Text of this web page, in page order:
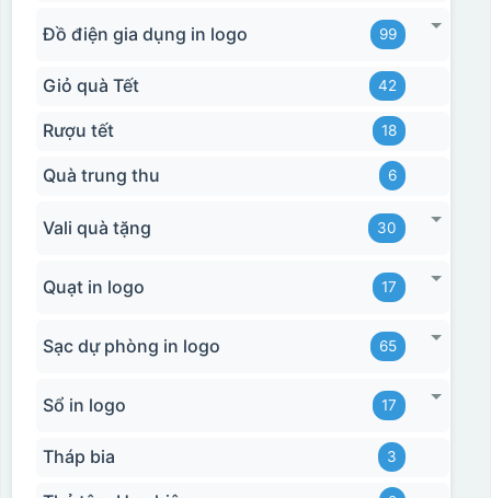
Đồ điện gia dụng in logo 99
Giỏ quà Tết 42
Rượu tết 18
Quà trung thu 6
Vali quà tặng 30
Quạt in logo 17
Sạc dự phòng in logo 65
Sổ in logo 17
Tháp bia 3